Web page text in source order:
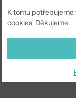
Info k produktu:
Kód produktu
Ste zo Slovenska?
Shopping from the
K tomu
cookies. Děkujeme.